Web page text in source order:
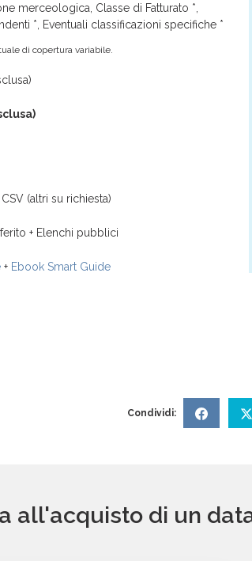
merceologica, Classe di Fatturato *,
*, Eventuali classificazioni specifiche *
di copertura variabile.
(altri su richiesta)
+ Elenchi pubblici
+ Ebook Smart Guide
Condividi:
all'acquisto di un